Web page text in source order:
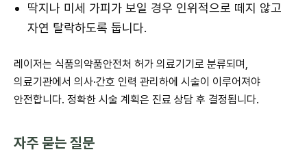
딱지나 미세 가피가 보일 경우 인위적으로 떼지 않고
자연 탈락하도록 둡니다.
레이저는 식품의약품안전처 허가 의료기기로 분류되며,
의료기관에서 의사·간호 인력 관리하에 시술이 이루어져야
안전합니다. 정확한 시술 계획은 진료 상담 후 결정됩니다.
자주 묻는 질문